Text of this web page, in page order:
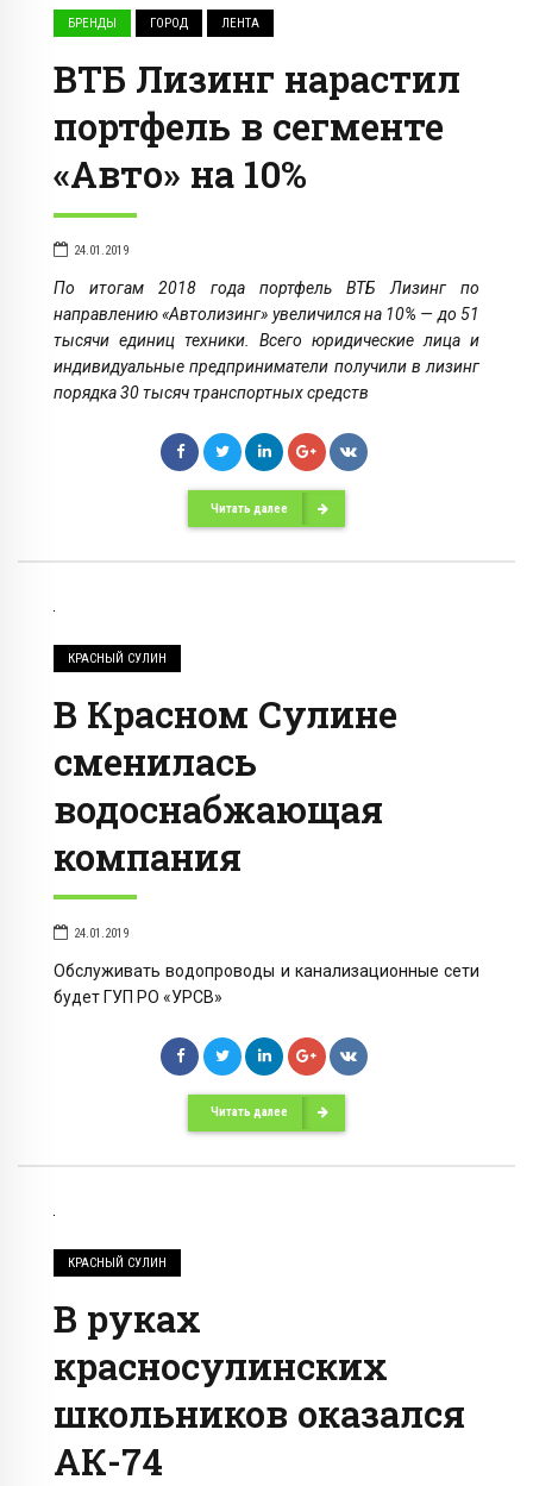
БРЕНДЫ ГОРОД ЛЕНТА
ВТБ Лизинг нарастил
портфель в сегменте
«Авто» на 10%
24.01.2019
По итогам 2018 года портфель ВТБ Лизинг по
направлению «Автолизинг» увеличился на 10% — до 51
тысячи единиц техники. Всего юридические лица и
индивидуальные предприниматели получили в лизинг
порядка 30 тысяч транспортных средств
Читать далее
КРАСНЫЙ СУЛИН
В Красном Сулине
сменилась
водоснабжающая
компания
24.01.2019
Обслуживать водопроводы и канализационные сети
будет ГУП РО «УРСВ»
Читать далее
КРАСНЫЙ СУЛИН
В руках
красносулинских
школьников оказался
АК-74